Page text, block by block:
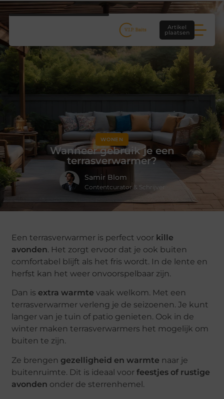
Artikel
plaatsen
WONEN
Wanneer gebruik je een
terrasverwarmer?
Samir Blom
Contentcurator & Schrijver
Een terrasverwarmer is perfect voor kille
avonden. Het zorgt ervoor dat je ook buiten
comfortabel blijft als het fris wordt. In de lente en
herfst kan het weer onvoorspelbaar zijn.
Dan is extra warmte vaak welkom. Met een
terrasverwarmer verleng je de seizoenen. Je kunt
langer van je tuin of patio genieten. Ook in de
winter maken terrasverwarmers het mogelijk om
buiten te zijn.
Ze brengen gezelligheid en warmte naar je
buitenruimte. Dit is ideaal voorfeestjes of rustige
avonden onder de sterrenhemel.